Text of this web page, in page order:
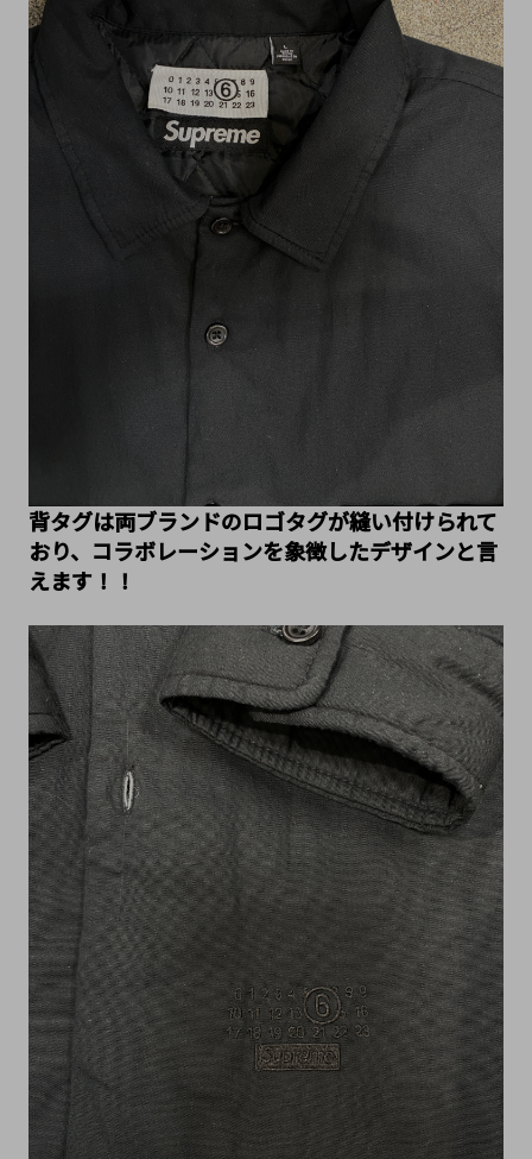
背タグは両ブランドのロゴタグが縫い付けられて
おり、コラボレーションを象徴したデザインと言
えます！！